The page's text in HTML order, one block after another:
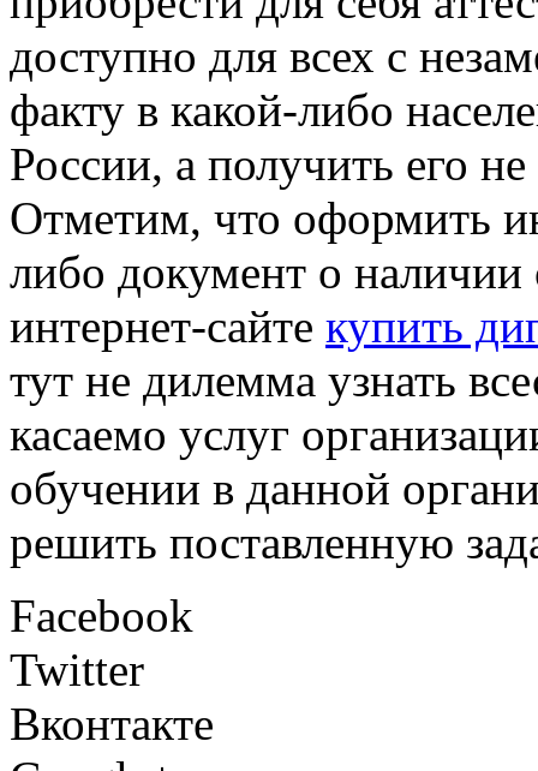
доступно для всех с
факту в какой-либо
России, а получить его
Отметим, что оформить
либо документ о
интернет-сайте купить
тут не дилемма узнать
касаемо услуг
обучении в данной
решить поставленную
Facebook
Twitter
Вконтакте